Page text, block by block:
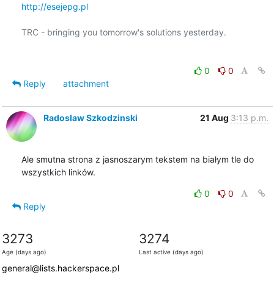
http://esejepg.pl
TRC - bringing you tomorrow's solutions yesterday.
0
0
Reply
attachment
Radoslaw Szkodzinski 21 Aug 3:13 p.m.
Ale smutna strona z jasnoszarym tekstem na białym tle do
wszystkich linków.
0
0
Reply
3273
Age (days ago)
3274
Last active (days ago)
general@lists.hackerspace.pl